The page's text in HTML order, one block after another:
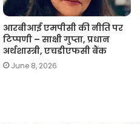
आरबीआई एमपीसी की नीति पर
टिप्पणी – साक्षी गुप्ता, प्रधान
अर्थशास्त्री, एचडीएफसी बैंक
June 8, 2026